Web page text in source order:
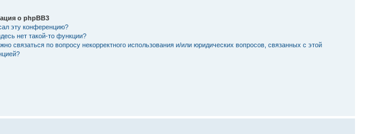
о phpBB3
эту конференцию?
нет такой-то функции?
связаться по вопросу некорректного использования и/или юридических вопросов, связанных с этой